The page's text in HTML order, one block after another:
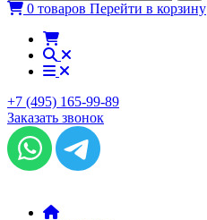
0 товаров Перейти в корзину
+7 (495) 165-99-89
Заказать звонок